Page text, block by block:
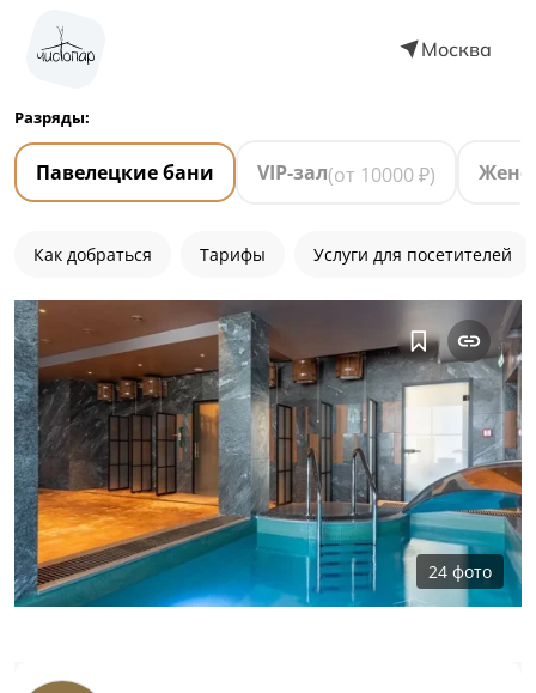
Москва
Разряды:
Павелецкие бани VIP-зал(от 10000 ₽)
Как добраться Тарифы Услуги для посетителей
24 фото